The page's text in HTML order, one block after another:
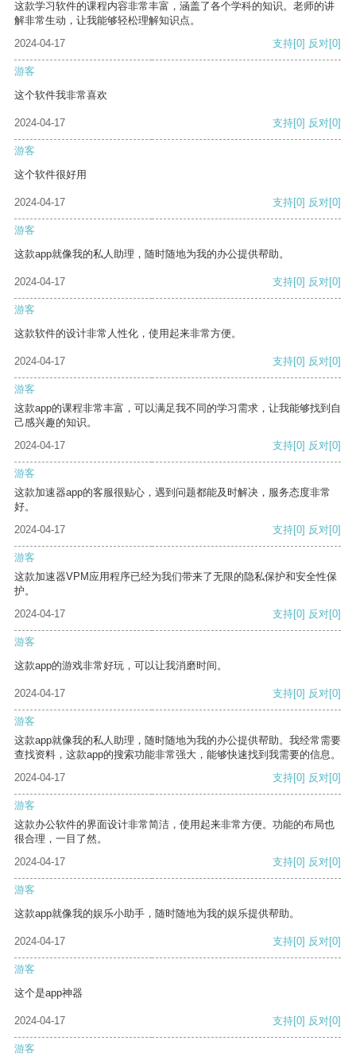
这款学习软件的课程内容非常丰富，涵盖了各个学科的知识。老师的讲
解非常生动，让我能够轻松理解知识点。
2024-04-17
支持[0] 反对[0]
游客
这个软件我非常喜欢
2024-04-17 支持[0] 反对[0]
游客
这个软件很好用
2024-04-17 支持[0] 反对[0]
游客
这款app就像我的私人助理，随时随地为我的办公提供帮助。
2024-04-17 支持[0] 反对[0]
游客
这款软件的设计非常人性化，使用起来非常方便。
2024-04-17 支持[0] 反对[0]
游客
这款app的课程非常丰富，可以满足我不同的学习需求，让我能够找到自
己感兴趣的知识。
2024-04-17
支持[0] 反对[0]
游客
这款加速器app的客服很贴心，遇到问题都能及时解决，服务态度非常
好。
2024-04-17
支持[0] 反对[0]
游客
这款加速器VPM应用程序已经为我们带来了无限的隐私保护和安全性保
护。
2024-04-17
支持[0] 反对[0]
游客
这款app的游戏非常好玩，可以让我消磨时间。
2024-04-17 支持[0] 反对[0]
游客
这款app就像我的私人助理，随时随地为我的办公提供帮助。我经常需要
查找资料，这款app的搜索功能非常强大，能够快速找到我需要的信息。
2024-04-17
支持[0] 反对[0]
游客
这款办公软件的界面设计非常简洁，使用起来非常方便。功能的布局也
很合理，一目了然。
2024-04-17
支持[0] 反对[0]
游客
这款app就像我的娱乐小助手，随时随地为我的娱乐提供帮助。
2024-04-17 支持[0] 反对[0]
游客
这个是app神器
2024-04-17 支持[0] 反对[0]
游客